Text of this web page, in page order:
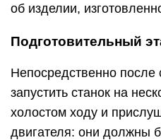
об изделии,
Подготовительный
Непосредственно после
запустить станок на
холостом ходу и
двигателя: они должны